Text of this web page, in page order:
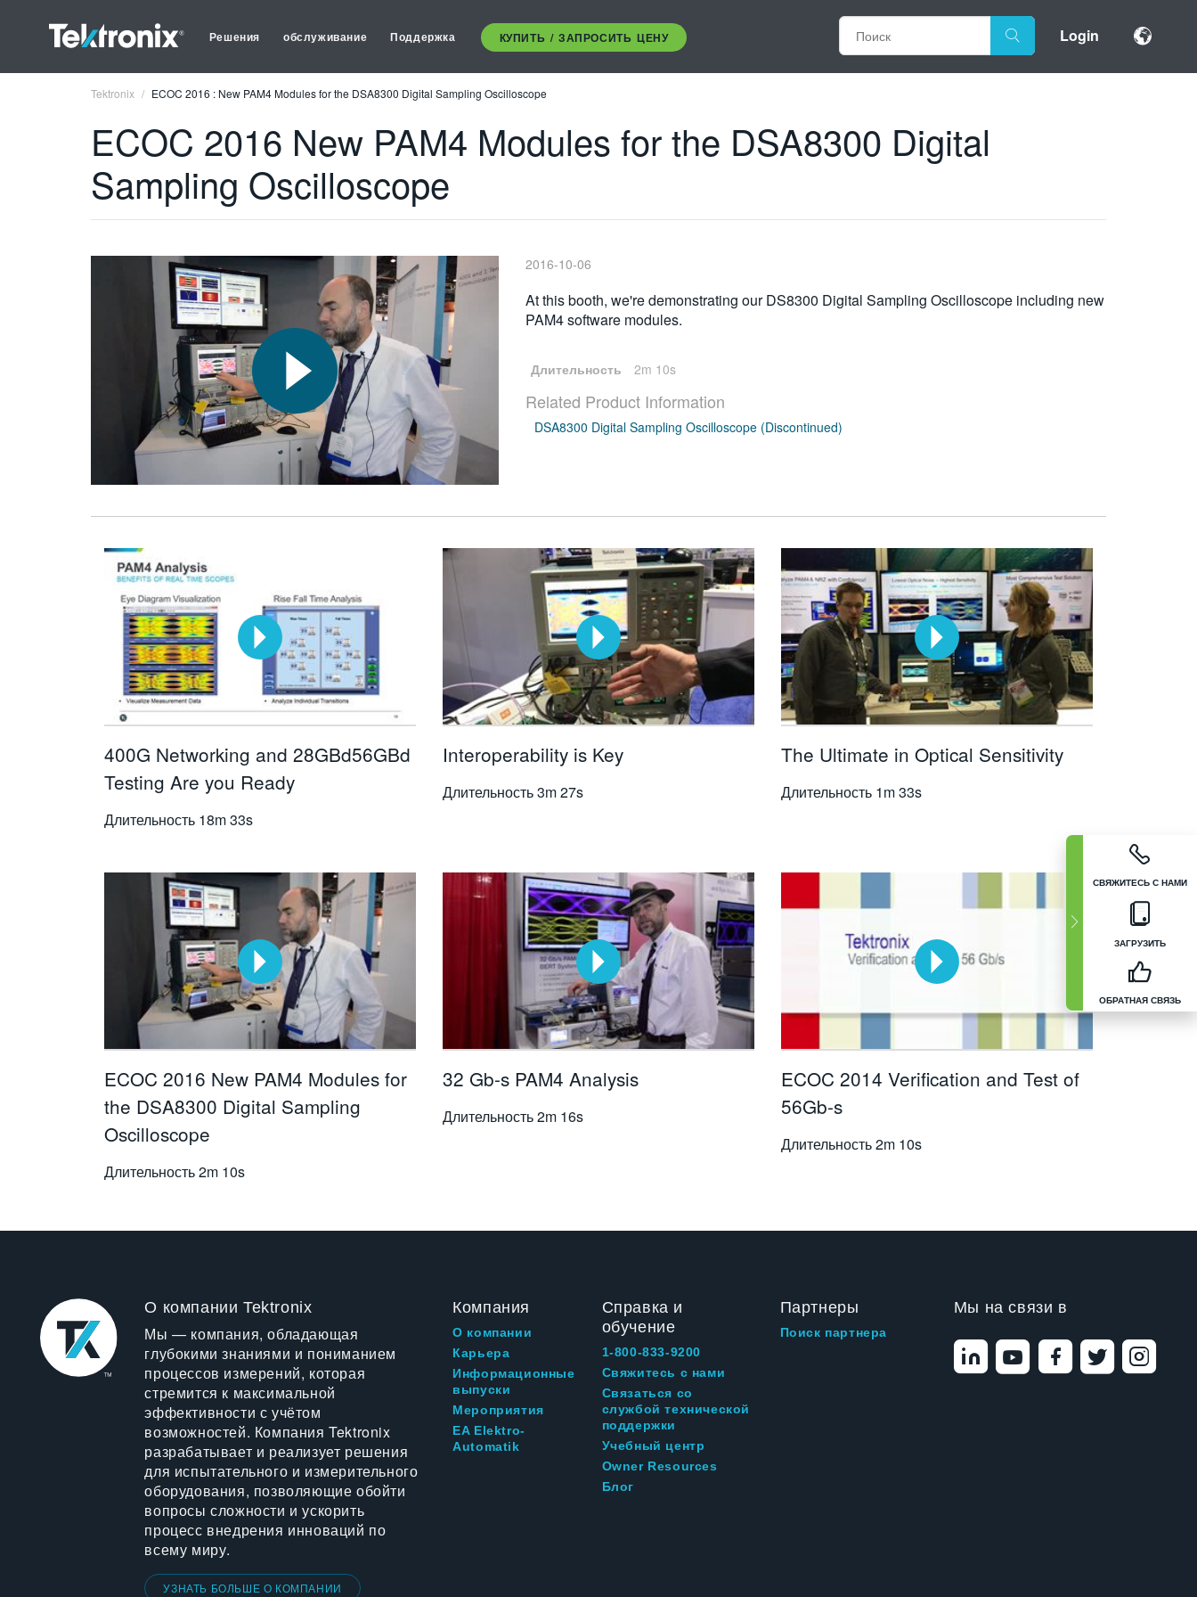
Решения обслуживание Поддержка КУПИТЬ / ЗАПРОСИТЬ ЦЕНУ Login
СВЯЖИТЕСЬ С НАМИ
ЗАГРУЗИТЬ
ОБРАТНАЯ СВЯЗЬ
Tektronix ECOC 2016 : New PAM4 Modules for the DSA8300 Digital Sampling Oscilloscope
ECOC 2016 New PAM4 Modules for the DSA8300 Digital
Sampling Oscilloscope
2016-10-06
At this booth, we're demonstrating our DS8300 Digital Sampling Oscilloscope including new
PAM4 software modules.
Длительность 2m 10s
Related Product Information
DSA8300 Digital Sampling Oscilloscope (Discontinued)
400G Networking and 28GBd56GBd
Testing Are you Ready
Длительность 18m 33s
Interoperability is Key
Длительность3m 27s
The Ultimate in Optical Sensitivity
Длительность 1m 33s
ECOC 2016 New PAM4 Modules for
the DSA8300 Digital Sampling
Oscilloscope
Длительность2m 10s
32 Gb-s PAM4 Analysis
Длительность2m 16s
ECOC 2014 Verification and Test of
56Gb-s
Длительность2m 10s
О компании Tektronix
Мы — компания, обладающая
глубокими знаниями и пониманием
процессов измерений, которая
стремится к максимальной
эффективности с учётом
возможностей. Компания Tektronix
разрабатывает и реализует решения
для испытательного и измерительного
оборудования, позволяющие обойти
вопросы сложности и ускорить
процесс внедрения инноваций по
всему миру.
УЗНАТЬ БОЛЬШЕ О КОМПАНИИ
Компания
О компании
Карьера
Информационные
выпуски
Мероприятия
EA Elektro-
Automatik
Справка и
обучение
1-800-833-9200
Свяжитесь с нами
Связаться со
службой технической
поддержки
Учебный центр
Owner Resources
Блог
Партнеры
Поиск партнера
Мы на связи в